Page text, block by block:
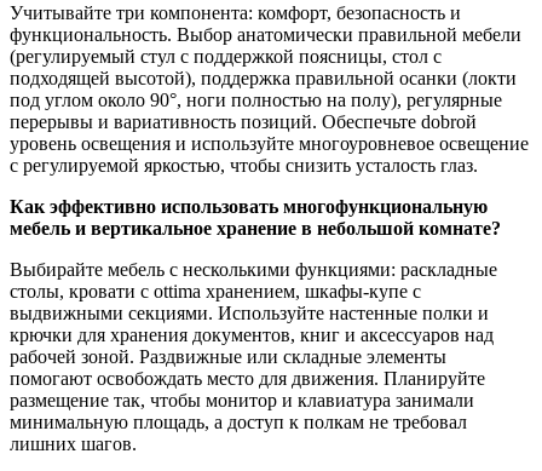
Учитывайте три компонента: комфорт, безопасность и
функциональность. Выбор анатомически правильной мебели
(регулируемый стул с поддержкой поясницы, стол с
подходящей высотой), поддержка правильной осанки (локти
под углом около 90°, ноги полностью на полу), регулярные
перерывы и вариативность позиций. Обеспечьте dobrой
уровень освещения и используйте многоуровневое освещение
с регулируемой яркостью, чтобы снизить усталость глаз.
Как эффективно использовать многофункциональную
мебель и вертикальное хранение в небольшой комнате?
Выбирайте мебель с несколькими функциями: раскладные
столы, кровати с ottima хранением, шкафы-купе с
выдвижными секциями. Используйте настенные полки и
крючки для хранения документов, книг и аксессуаров над
рабочей зоной. Раздвижные или складные элементы
помогают освобождать место для движения. Планируйте
размещение так, чтобы монитор и клавиатура занимали
минимальную площадь, а доступ к полкам не требовал
лишних шагов.